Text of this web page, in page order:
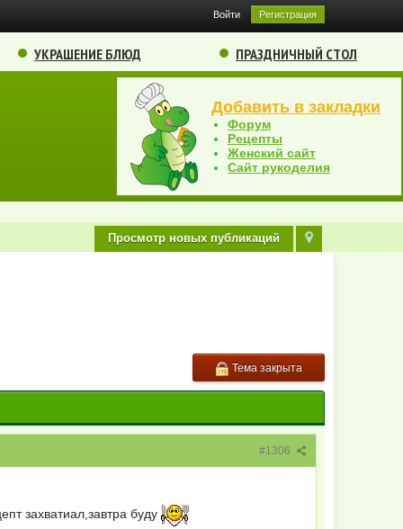
Войти Регистрация
УКРАШЕНИЕ БЛЮД ПРАЗДНИЧНЫЙ СТОЛ
Добавить в закладки
Форум
Рецепты
Женский сайт
Сайт рукоделия
Просмотр новых публикаций
Тема закрыта
#1306
захватиал,завтра буду